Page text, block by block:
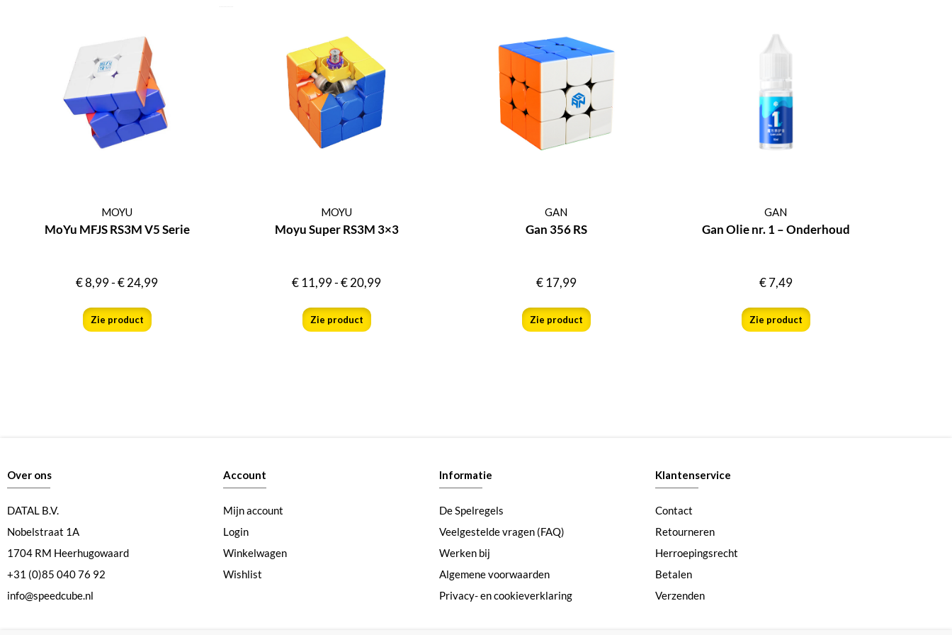
MOYU
MoYu MFJS RS3M V5 Serie
€8,99-€24,99
Zie product
MOYU
Moyu Super RS3M 3×3
€11,99-€20,99
Zie product
GAN
Gan 356 RS
€17,99
Zie product
GAN
Gan Olie nr. 1 – Onderhoud
€7,49
Zie product
Over ons
DATAL B.V.
Nobelstraat 1A
1704 RM Heerhugowaard
+31 (0)85 040 76 92
info@speedcube.nl
Account
Mijn account
Login
Winkelwagen
Wishlist
Informatie
De Spelregels
Veelgestelde vragen (FAQ)
Werken bij
Algemene voorwaarden
Privacy- en cookieverklaring
Klantenservice
Contact
Retourneren
Herroepingsrecht
Betalen
Verzenden